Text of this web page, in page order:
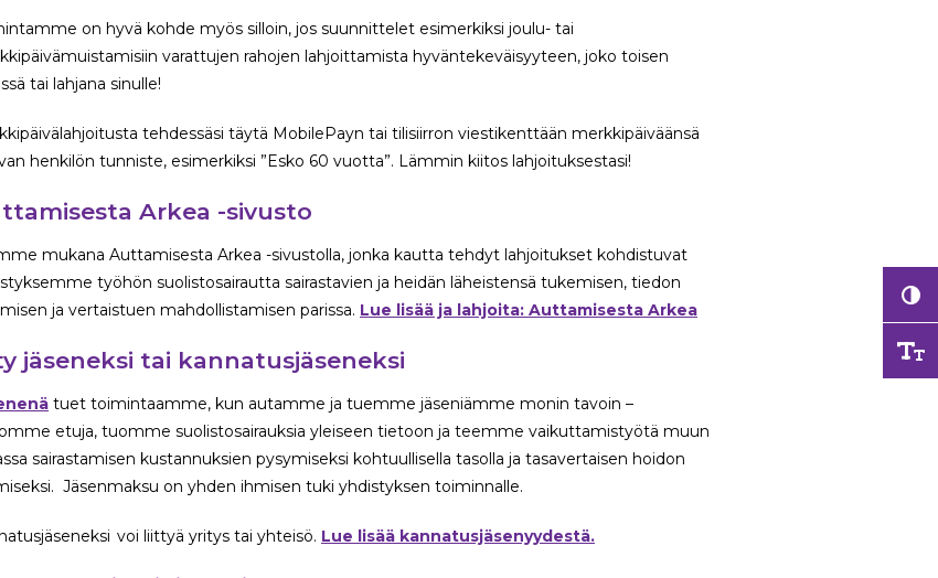
on hyvä kohde myös silloin, jos suunnittelet esimerkiksi joulu- tai
varattujen rahojen lahjoittamista hyväntekeväisyyteen, joko toisen
tai lahjana sinulle!
tehdessäsi täytä MobilePayn tai tilisiirron viestikenttään merkkipäiväänsä
henkilön tunniste, esimerkiksi ”Esko 60 vuotta”. Lämmin kiitos lahjoituksestasi!
Arkea -sivusto
mukana Auttamisesta Arkea -sivustolla, jonka kautta tehdyt lahjoitukset kohdistuvat
työhön suolistosairautta sairastavien ja heidän läheistensä tukemisen, tiedon
ja vertaistuen mahdollistamisen parissa. Lue lisää ja lahjoita: Auttamisesta Arkea
jäseneksi tai kannatusjäseneksi
tuet toimintaamme, kun autamme ja tuemme jäseniämme monin tavoin –
etuja, tuomme suolistosairauksia yleiseen tietoon ja teemme vaikuttamistyötä muun
sairastamisen kustannuksien pysymiseksi kohtuullisella tasolla ja tasavertaisen hoidon
Jäsenmaksu on yhden ihmisen tuki yhdistyksen toiminnalle.
voi liittyä yritys tai yhteisö. Lue lisää kannatusjäsenyydestä.